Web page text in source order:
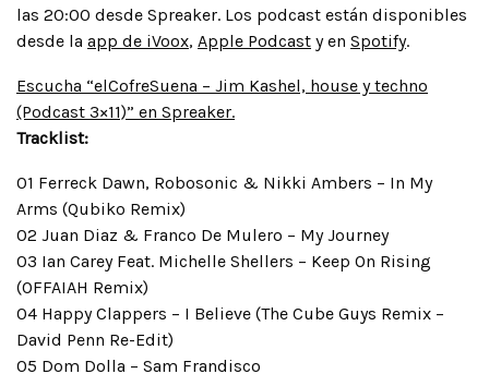
las 20:00 desde Spreaker. Los podcast están disponibles
desde la app de iVoox, Apple Podcast y en Spotify.
Escucha “elCofreSuena – Jim Kashel, house y techno
(Podcast 3×11)” en Spreaker.
Tracklist:
01 Ferreck Dawn, Robosonic & Nikki Ambers – In My
Arms (Qubiko Remix)
02 Juan Diaz & Franco De Mulero – My Journey
03 Ian Carey Feat. Michelle Shellers – Keep On Rising
(OFFAIAH Remix)
04 Happy Clappers – I Believe (The Cube Guys Remix –
David Penn Re-Edit)
05 Dom Dolla – Sam Frandisco